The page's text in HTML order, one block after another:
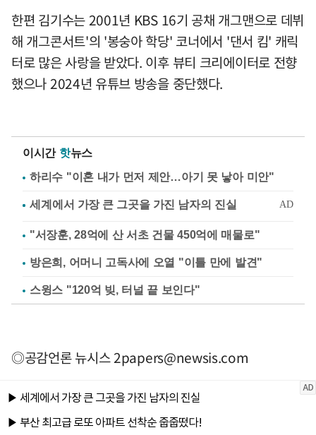
한편 김기수는 2001년 KBS 16기 공채 개그맨으로 데뷔
해 개그콘서트'의 '봉숭아 학당' 코너에서 '댄서 킴' 캐릭
터로 많은 사랑을 받았다. 이후 뷰티 크리에이터로 전향
했으나 2024년 유튜브 방송을 중단했다.
이시간 핫뉴스
하리수 "이혼 내가 먼저 제안…아기 못 낳아 미안"
"서장훈, 28억에 산 서초 건물 450억에 매물로"
방은희, 어머니 고독사에 오열 "이틀 만에 발견"
스윙스 "120억 빚, 터널 끝 보인다"
◎공감언론 뉴시스2papers@newsis.com